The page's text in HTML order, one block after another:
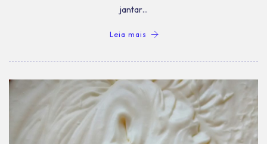
jantar…
Leia mais